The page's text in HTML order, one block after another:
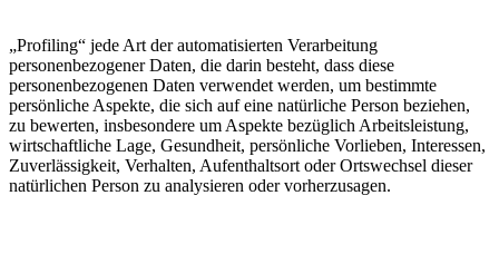
„Profiling“ jede Art der automatisierten Verarbeitung
personenbezogener Daten, die darin besteht, dass diese
personenbezogenen Daten verwendet werden, um bestimmte
persönliche Aspekte, die sich auf eine natürliche Person beziehen,
zu bewerten, insbesondere um Aspekte bezüglich Arbeitsleistung,
wirtschaftliche Lage, Gesundheit, persönliche Vorlieben, Interessen,
Zuverlässigkeit, Verhalten, Aufenthaltsort oder Ortswechsel dieser
natürlichen Person zu analysieren oder vorherzusagen.